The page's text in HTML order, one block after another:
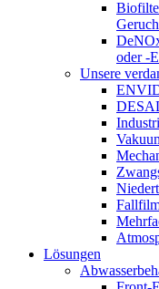
oder -
Unsere
Lösungen